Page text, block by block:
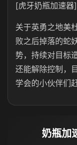
[虎牙奶瓶加速器]
关于英勇之地美
败之后掉落的蛇
势，持续对目标
还能解除控制，
学会的小伙伴们
奶瓶加